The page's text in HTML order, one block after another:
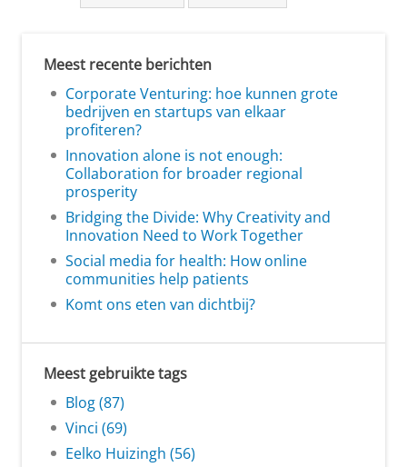
Meest recente berichten
Corporate Venturing: hoe kunnen grote
bedrijven en startups van elkaar
profiteren?
Innovation alone is not enough:
Collaboration for broader regional
prosperity
Bridging the Divide: Why Creativity and
Innovation Need to Work Together
Social media for health: How online
communities help patients
Komt ons eten van dichtbij?
Meest gebruikte tags
Blog (87)
Vinci (69)
Eelko Huizingh (56)